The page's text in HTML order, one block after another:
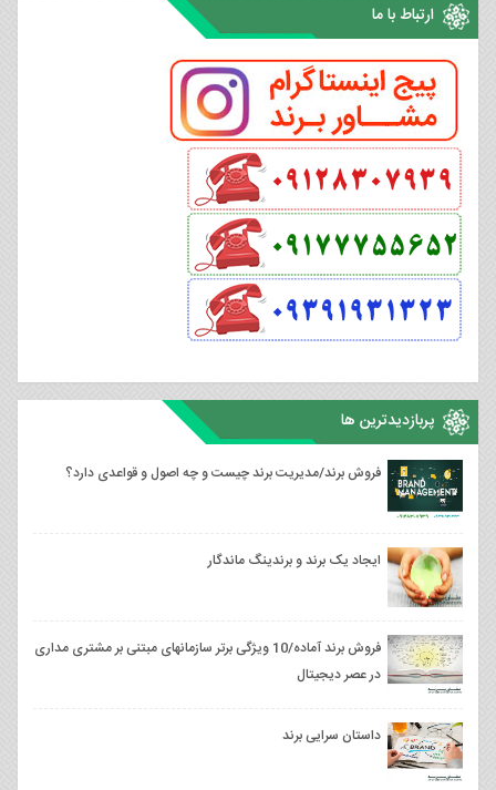
ارتباط با ما
پربازدیدترین ها
فروش برند/مدیریت برند چیست و چه اصول و قواعدی دارد؟
ایجاد یک برند و برندینگ ماندگار
فروش برند آماده/10 ویژگی برتر سازمان‎های مبتنی بر مشتری مداری
در عصر دیجیتال
داستان سرایی برند